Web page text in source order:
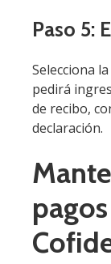
Paso 5:
Selecciona
pedirá
de recibo,
declaración.